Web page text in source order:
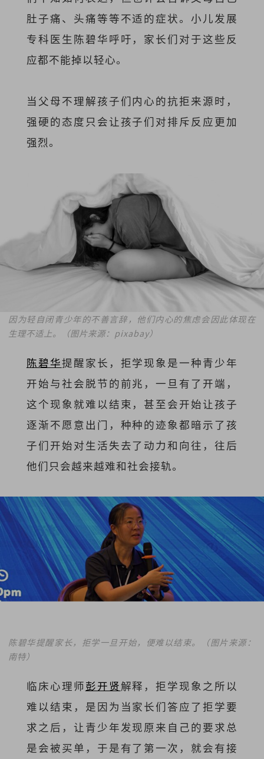
肚子痛、头痛等等不适的症状。小儿发展
专科医生陈碧华呼吁，家长们对于这些反
应都不能掉以轻心。
当父母不理解孩子们内心的抗拒来源时，
强硬的态度只会让孩子们对排斥反应更加
强烈。
因为轻自闭青少年的不善言辞，他们内心的焦虑会因此体现在
生理不适上。（图片来源：pixabay）
陈碧华提醒家长，拒学现象是一种青少年
开始与社会脱节的前兆，一旦有了开端，
这个现象就难以结束，甚至会开始让孩子
逐渐不愿意出门，种种的迹象都暗示了孩
子们开始对生活失去了动力和向往，往后
他们只会越来越难和社会接轨。
陈碧华提醒家长，拒学一旦开始，便难以结束。（图片来源：
南特）
临床心理师彭开贤解释，拒学现象之所以
难以结束，是因为当家长们答应了拒学要
求之后，让青少年发现原来自己的要求总
是会被买单，于是有了第一次，就会有接